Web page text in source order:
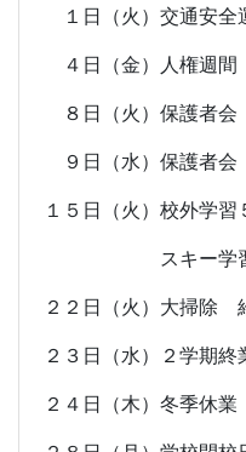
１日（火）交通安全
４日（金）人権週間
８日（火）保護者会
９日（水）保護者会
１５日（火）校外学習
スキー学習説
２２日（火）大掃除
２３日（水）２学期終
２４日（木）冬季休業